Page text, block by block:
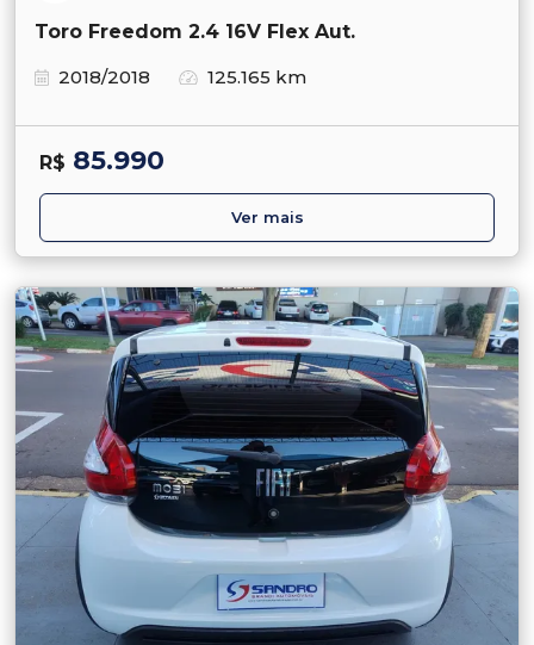
Toro Freedom 2.4 16V Flex Aut.
2018/2018
125.165 km
R$ 85.990
Ver mais